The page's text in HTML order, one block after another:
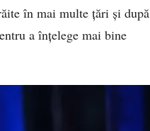
în mai multe țări și după
a înțelege mai bine